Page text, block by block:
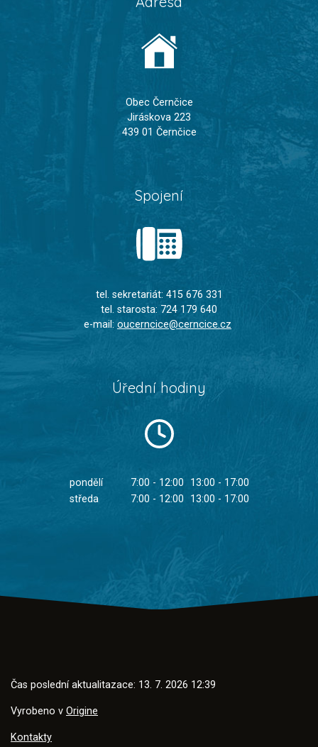
Obec Černčice
Jiráskova 223
439 01 Černčice
Spojení
tel. sekretariát: 415 676 331
tel. starosta: 724 179 640
e-mail: oucerncice@cerncice.cz
Úřední hodiny
pondělí 7:00 - 12:00
13:00 - 17:00
středa
7:00 - 12:00 13:00 - 17:00
Čas poslední aktualitazace: 13. 7. 2026 12:39
Vyrobeno v Origine
Kontakty